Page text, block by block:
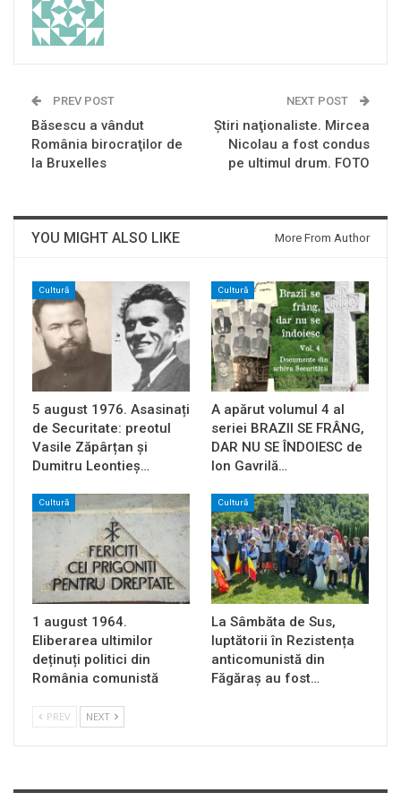
PREV POST
Băsescu a vândut
România birocraţilor de
la Bruxelles
NEXT POST
Ştiri naţionaliste. Mircea
Nicolau a fost condus
pe ultimul drum. FOTO
YOU MIGHT ALSO LIKE More From Author
Cultură
5 august 1976. Asasinați
de Securitate: preotul
Vasile Zăpârțan și
Dumitru Leontieș…
Cultură
A apărut volumul 4 al
seriei BRAZII SE FRÂNG,
DAR NU SE ÎNDOIESC de
Ion Gavrilă…
Cultură
1 august 1964.
Eliberarea ultimilor
deținuți politici din
România comunistă
Cultură
La Sâmbăta de Sus,
luptătorii în Rezistența
anticomunistă din
Făgăraș au fost…
PREV NEXT